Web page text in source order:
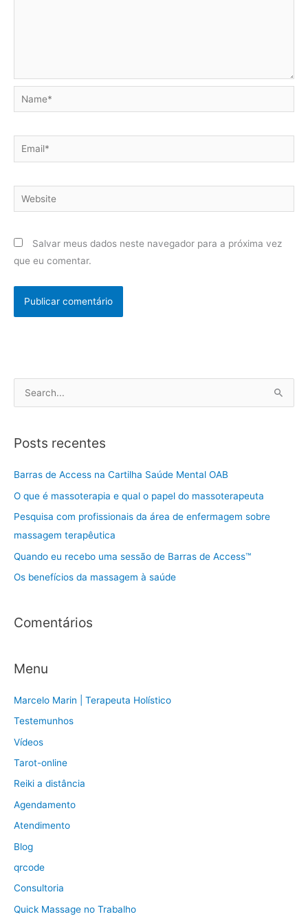
Name*
Email*
Website
Salvar meus dados neste navegador para a próxima vez
que eu comentar.
q
u
p
o
:
Posts recentes
Barras de Access na Cartilha Saúde Mental OAB
O que é massoterapia e qual o papel do massoterapeuta
Pesquisa com profissionais da área de enfermagem sobre
massagem terapêutica
Quando eu recebo uma sessão de Barras de Access™
Os benefícios da massagem à saúde
Comentários
Menu
Marcelo Marin | Terapeuta Holístico
Testemunhos
Vídeos
Tarot-online
Reiki a distância
Agendamento
Atendimento
Blog
qrcode
Consultoria
Quick Massage no Trabalho